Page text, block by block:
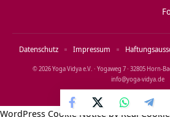
© 2026 Yoga Vidya e.V. · Yogaweg 7 · 32805
info@yoga‑vidya.de
Datenschutz Impressum
WordPress Cookie Notice by Real